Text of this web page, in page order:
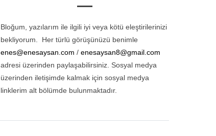
Bloğum, yazılarım ile ilgili iyi veya kötü eleştirilerinizi
bekliyorum. Her türlü görüşünüzü benimle
enes@enesaysan.com / enesaysan8@gmail.com
adresi üzerinden paylaşabilirsiniz. Sosyal medya
üzerinden iletişimde kalmak için sosyal medya
linklerim alt bölümde bulunmaktadır.